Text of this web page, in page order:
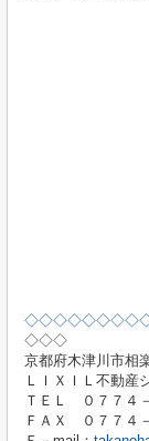
◇◇◇
京都府木津川市相
ＬＩＸＩＬ不動
ＴＥＬ ０７７４
ＦＡＸ ０７７４